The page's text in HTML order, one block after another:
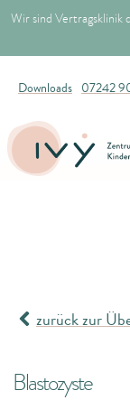
Wir sind Vertragsklinik
Downloads 07242
zurück zur
Blastozyste